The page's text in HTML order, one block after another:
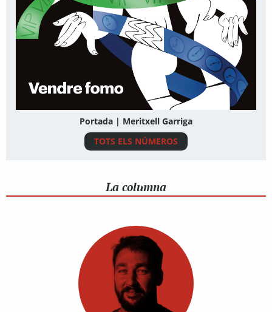
Portada | Meritxell Garriga
TOTS ELS NÚMEROS
La columna